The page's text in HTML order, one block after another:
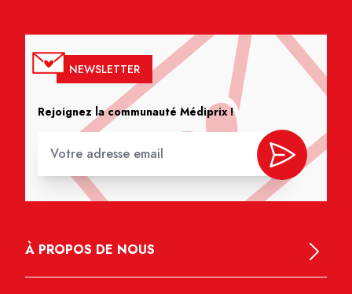
NEWSLETTER
Rejoignez la communauté Médiprix !
À PROPOS DE NOUS